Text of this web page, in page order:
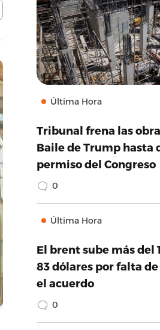
Última Hora
Tribunal frena las
Baile de Trump hasta
permiso del Congreso
0
Última Hora
El brent sube más del
83 dólares por falta
el acuerdo
0